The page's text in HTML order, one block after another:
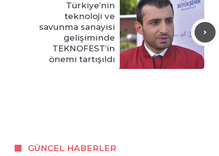
Türkiye’nin
teknoloji ve
savunma sanayisi
gelişiminde
TEKNOFEST’in
önemi tartışıldı
GÜNCEL HABERLER